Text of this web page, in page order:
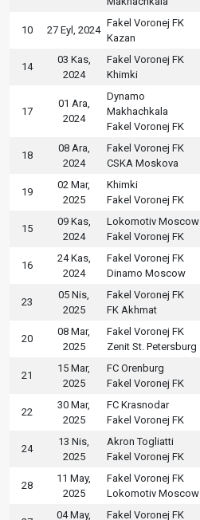
10 27 Eyl, 2024
Fakel Voronej FK
Kazan
14
03 Kas,
2024
Fakel Voronej FK
Khimki
17
01 Ara,
2024
Dynamo
Makhachkala
Fakel Voronej FK
18
08 Ara,
2024
Fakel Voronej FK
CSKA Moskova
19
02 Mar,
2025
Khimki
Fakel Voronej FK
15
09 Kas,
2024
Lokomotiv Moscow
Fakel Voronej FK
16
24 Kas,
2024
Fakel Voronej FK
Dinamo Moscow
23
05 Nis,
2025
Fakel Voronej FK
FK Akhmat
20
08 Mar,
2025
Fakel Voronej FK
Zenit St. Petersburg
21
15 Mar,
2025
FC Orenburg
Fakel Voronej FK
22
30 Mar,
2025
FC Krasnodar
Fakel Voronej FK
24
13 Nis,
2025
Akron Togliatti
Fakel Voronej FK
28
11 May,
2025
Fakel Voronej FK
Lokomotiv Moscow
04 May,
Fakel Voronej FK